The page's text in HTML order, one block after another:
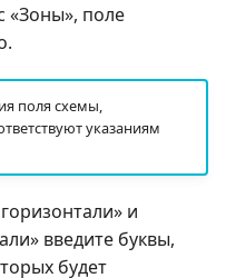
«Зоны», поле
поля схемы,
указаниям
и
введите буквы,
будет